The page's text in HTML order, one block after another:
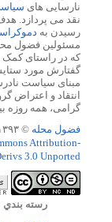
نارسایی های
نقد می پردازد.
رسیدن به
مسئولین فضول
که در راستای کمک
گفتارش مورد
مبنای سیاست
انتقاد و اعتراض
گرامی، همه روزه بیشتر از ۱۰،۰۰۰ نفر از این
فضول محله © ۱۳۹۳-۱۳۸۷ -
Attribution-
3.0 Unported
رسته بندي